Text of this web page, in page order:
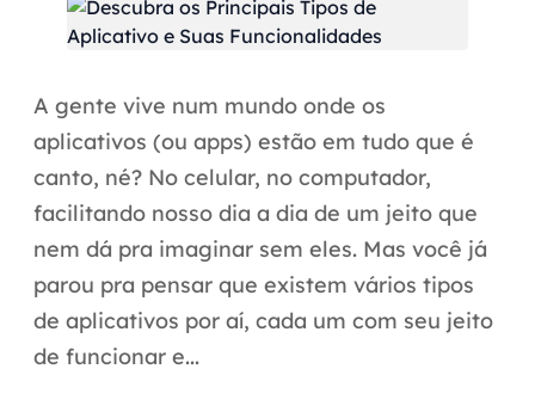
Agentes de IA
Automação inteligente
Integração de IA
RPA e hiperautomação
AI Day
Transformar dados em decisão
A gente vive num mundo onde os
aplicativos (ou apps) estão em tudo que é
canto, né? No celular, no computador,
facilitando nosso dia a dia de um jeito que
nem dá pra imaginar sem eles. Mas você já
parou pra pensar que existem vários tipos
de aplicativos por aí, cada um com seu jeito
de funcionar e...